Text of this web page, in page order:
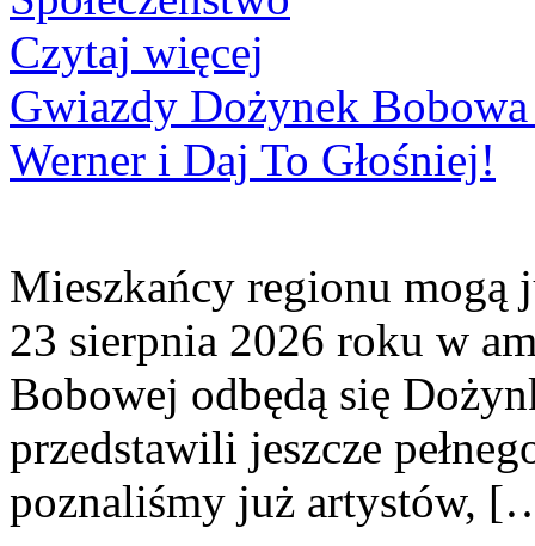
Czytaj więcej
Gwiazdy Dożynek Bobowa
Werner i Daj To Głośniej!
Mieszkańcy regionu mogą
23 sierpnia 2026 roku w
Bobowej odbędą się
przedstawili jeszcze
poznaliśmy już artystów,